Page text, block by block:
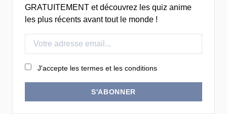
GRATUITEMENT et découvrez les quiz anime
les plus récents avant tout le monde !
J'accepte les termes et les conditions
S'ABONNER